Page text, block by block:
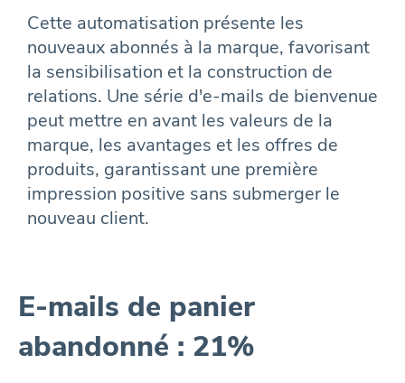
Cette automatisation présente les
nouveaux abonnés à la marque, favorisant
la sensibilisation et la construction de
relations. Une série d'e-mails de bienvenue
peut mettre en avant les valeurs de la
marque, les avantages et les offres de
produits, garantissant une première
impression positive sans submerger le
nouveau client.
E-mails de panier
abandonné : 21%